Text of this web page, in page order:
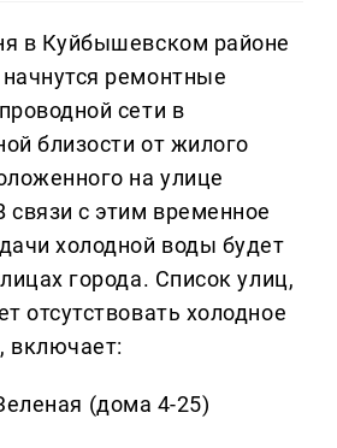
в Куйбышевском районе
ремонтные
сети в
близости от жилого
на улице
с этим временное
холодной воды будет
города. Список улиц,
отсутствовать холодное
включает:
(дома 4-25)